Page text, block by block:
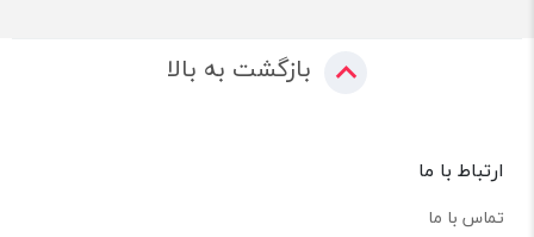
بازگشت به بالا
ارتباط با ما
تماس با ما